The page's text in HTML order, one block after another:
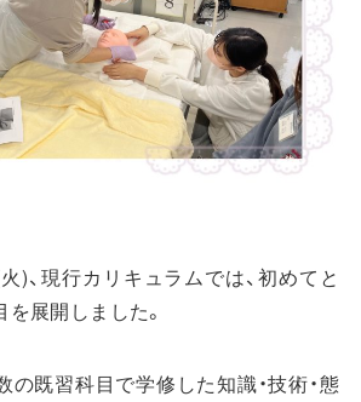
)、現行カリキュラムでは、初めてと
展開しました。
の既習科目で学修した知識・技術・態